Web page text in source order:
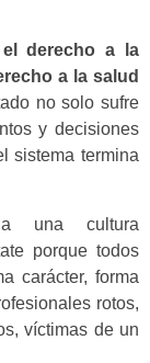
el derecho a la
a la salud
no solo sufre
y decisiones
sistema termina
una cultura
porque todos
carácter, forma
rotos,
víctimas de un